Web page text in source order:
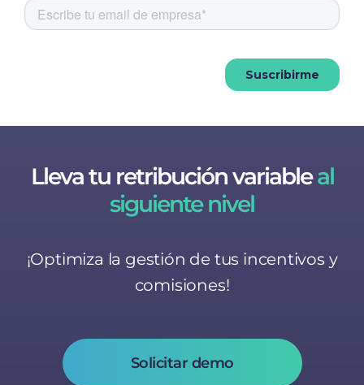
Lleva tu retribución variableal
siguiente nivel
¡Optimiza la gestión de tus incentivos y
comisiones!
Solicitar demo